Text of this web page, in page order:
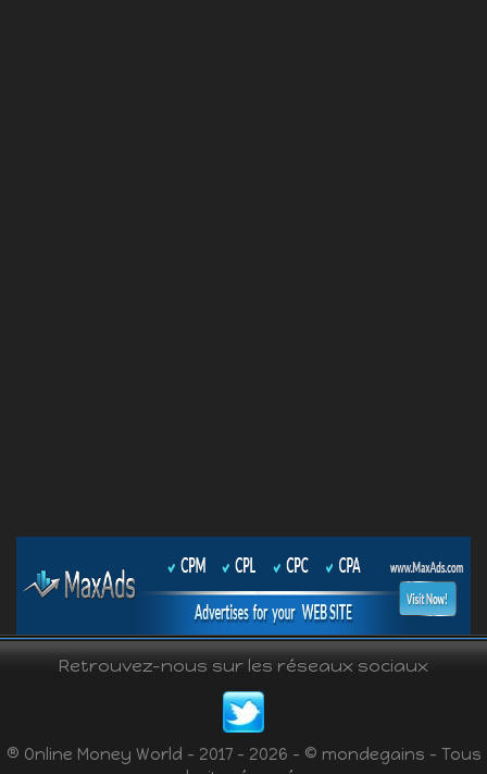
Retrouvez-nous sur les réseaux sociaux
® Online Money World - 2017 - 2026 - © mondegains - Tous